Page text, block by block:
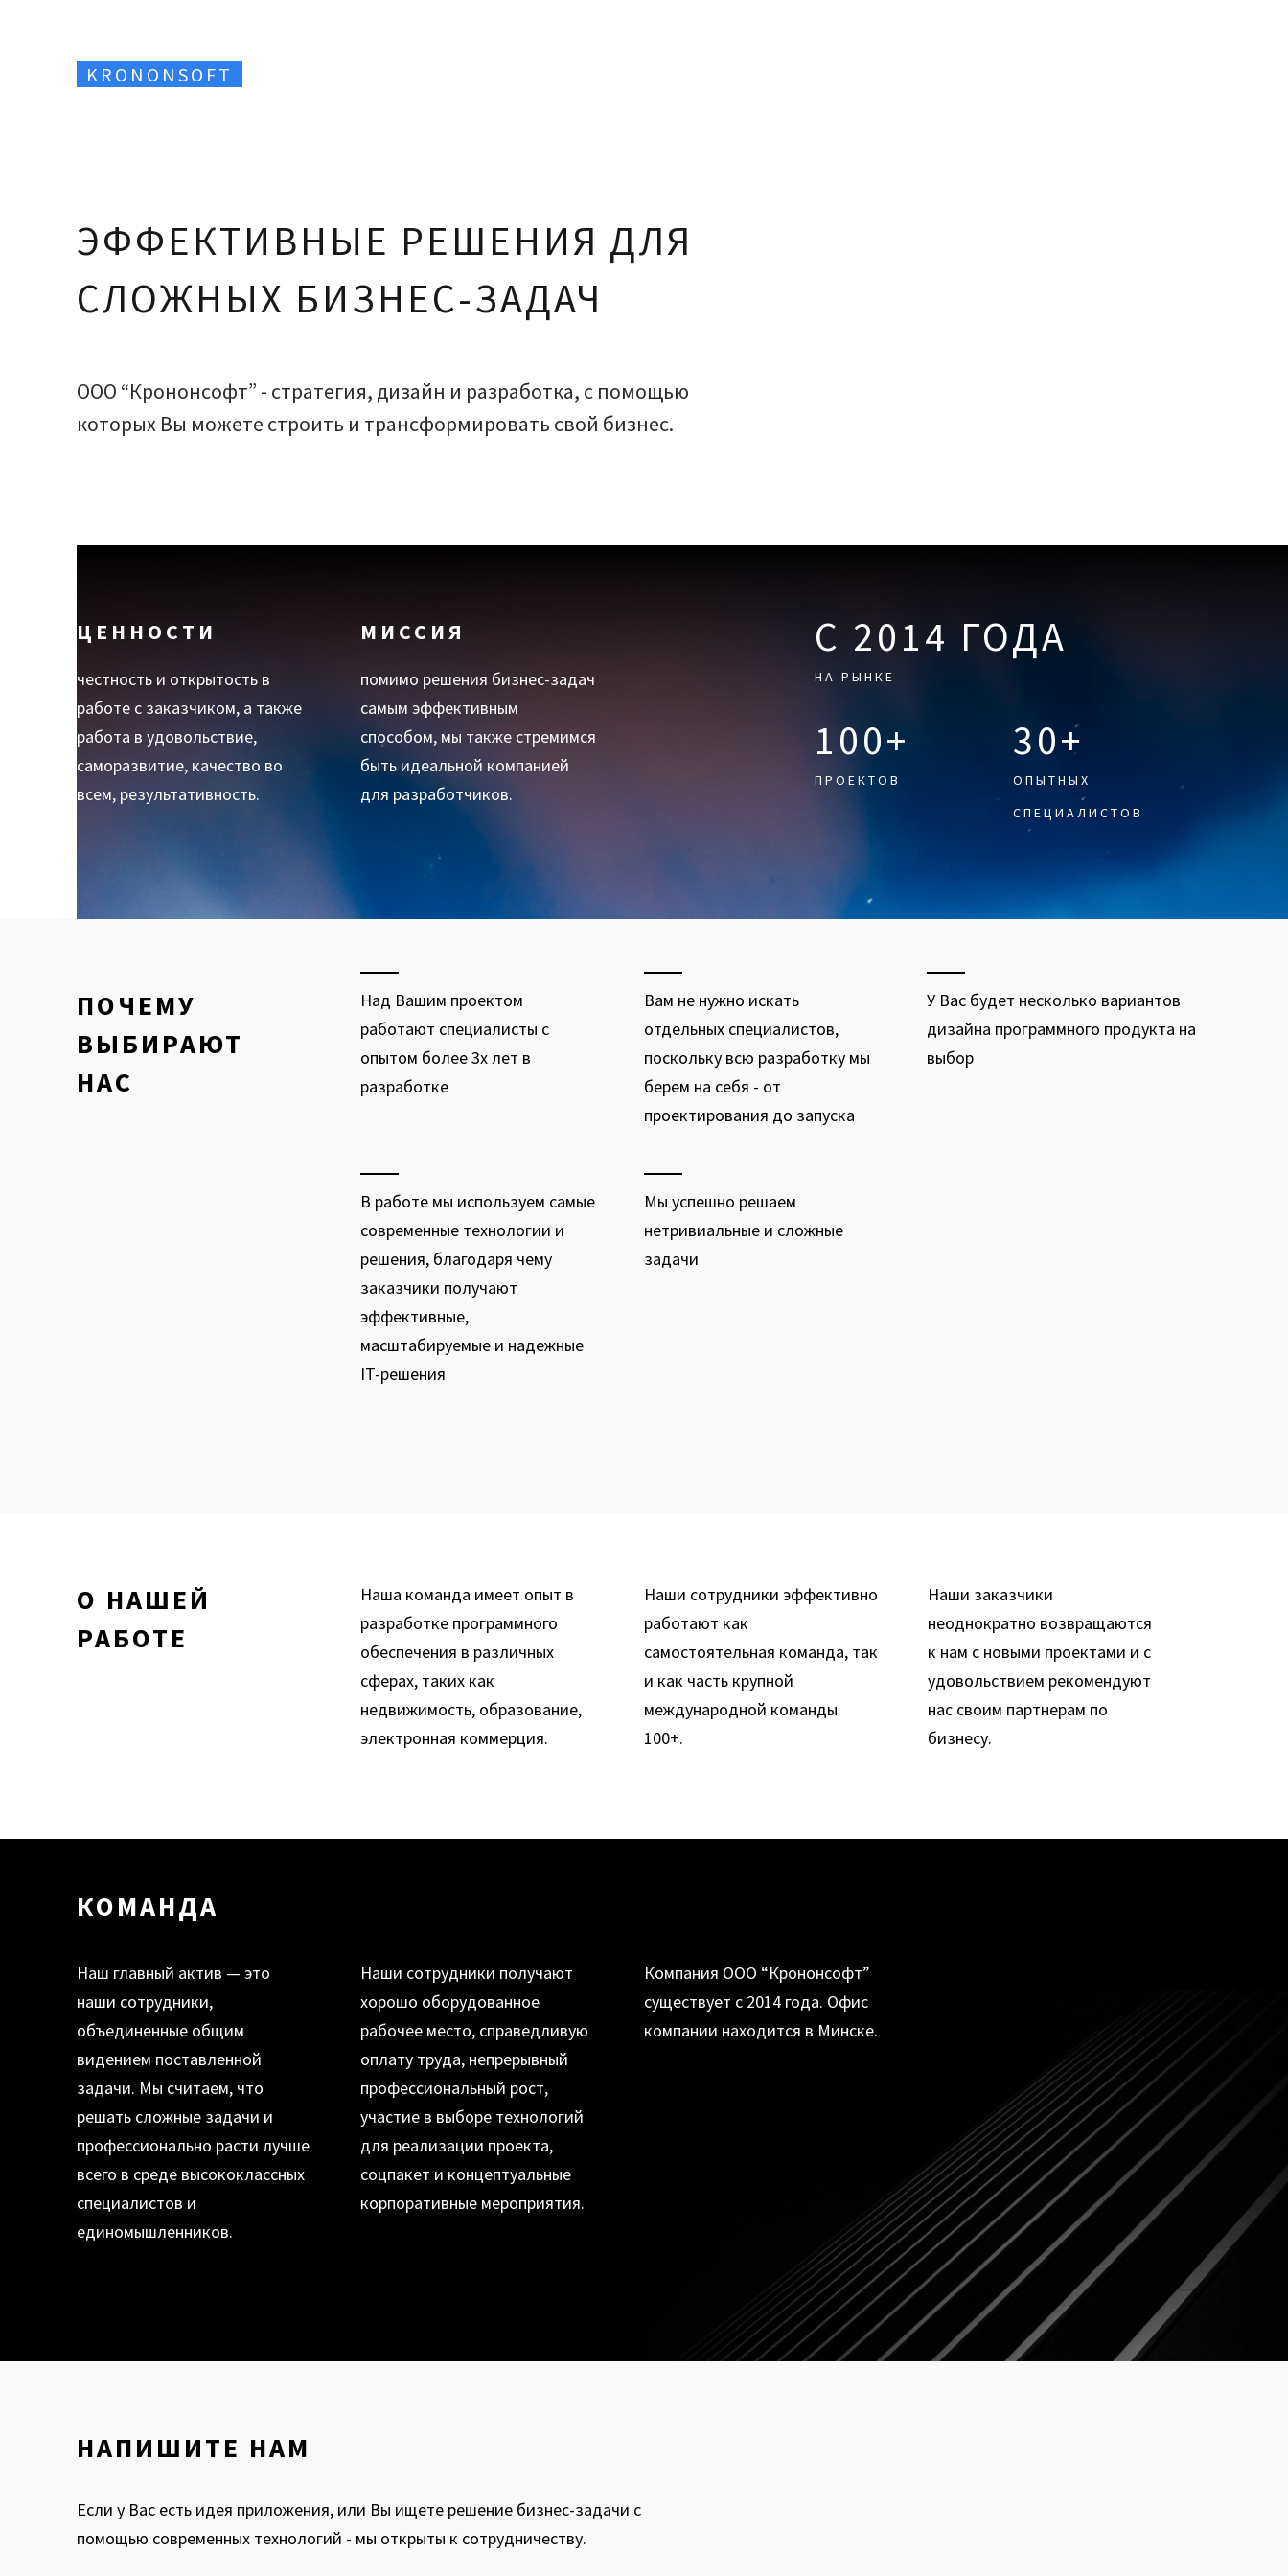
KRONONSOFT
ЭФФЕКТИВНЫЕ РЕШЕНИЯ ДЛЯ
СЛОЖНЫХ БИЗНЕС-ЗАДАЧ
ООО “Крононсофт” - стратегия, дизайн и разработка, с помощью
которых Вы можете строить и трансформировать свой бизнес.
ЦЕННОСТИ
честность и открытость в
работе с заказчиком, а также
работа в удовольствие,
саморазвитие, качество во
всем, результативность.
МИССИЯ
помимо решения бизнес-задач
самым эффективным
способом, мы также стремимся
быть идеальной компанией
для разработчиков.
C 2014 ГОДА
НА РЫНКЕ
100+
ПРОЕКТОВ
30+
ОПЫТНЫХ
СПЕЦИАЛИСТОВ
ПОЧЕМУ
ВЫБИРАЮТ
НАС
Над Вашим проектом
работают специалисты с
опытом более 3х лет в
разработке
Вам не нужно искать
отдельных специалистов,
поскольку всю разработку мы
берем на себя - от
проектирования до запуска
У Вас будет несколько вариантов
дизайна программного продукта на
выбор
В работе мы используем самые
современные технологии и
решения, благодаря чему
заказчики получают
эффективные,
масштабируемые и надежные
IT-решения
Мы успешно решаем
нетривиальные и сложные
задачи
О НАШЕЙ
РАБОТЕ
Наша команда имеет опыт в
разработке программного
обеспечения в различных
сферах, таких как
недвижимость, образование,
электронная коммерция.
Наши сотрудники эффективно
работают как
самостоятельная команда, так
и как часть крупной
международной команды
100+.
Наши заказчики
неоднократно возвращаются
к нам с новыми проектами и с
удовольствием рекомендуют
нас своим партнерам по
бизнесу.
КОМАНДА
Наш главный актив — это
наши сотрудники,
объединенные общим
видением поставленной
задачи. Мы считаем, что
решать сложные задачи и
профессионально расти лучше
всего в среде высококлассных
специалистов и
единомышленников.
Наши сотрудники получают
хорошо оборудованное
рабочее место, справедливую
оплату труда, непрерывный
профессиональный рост,
участие в выборе технологий
для реализации проекта,
соцпакет и концептуальные
корпоративные мероприятия.
Компания ООО “Крононсофт”
существует с 2014 года. Офис
компании находится в Минске.
НАПИШИТЕ НАМ
Если у Вас есть идея приложения, или Вы ищете решение бизнес-задачи с
помощью современных технологий - мы открыты к сотрудничеству.